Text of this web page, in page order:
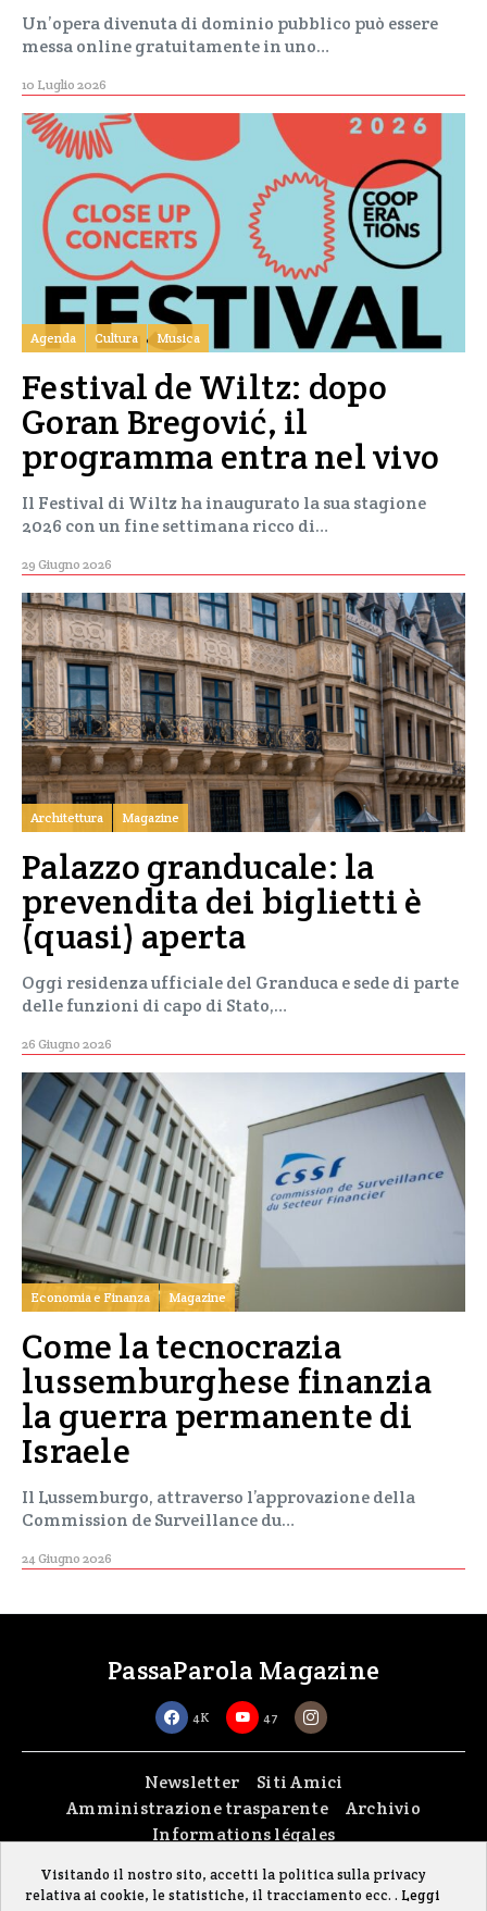
Un’opera divenuta di dominio pubblico può essere
messa online gratuitamente in uno…
10 Luglio 2026
Agenda Cultura Musica
Festival de Wiltz: dopo
Goran Bregović, il
programma entra nel vivo
Il Festival di Wiltz ha inaugurato la sua stagione
2026 con un fine settimana ricco di…
29 Giugno 2026
Architettura Magazine
Palazzo granducale: la
prevendita dei biglietti è
(quasi) aperta
Oggi residenza ufficiale del Granduca e sede di parte
delle funzioni di capo di Stato,…
26 Giugno 2026
Economia e Finanza Magazine
Come la tecnocrazia
lussemburghese finanzia
la guerra permanente di
Israele
Il Lussemburgo, attraverso l’approvazione della
Commission de Surveillance du…
24 Giugno 2026
PassaParola Magazine
4K 47
Newsletter
Siti Amici
Amministrazione trasparente
Archivio
Informations légales
Copyright © 2026passaparola asbl| Made with passion byfontana.lu
Visitando il nostro sito, accetti la politica sulla privacy
relativa ai cookie, le statistiche, il tracciamento ecc. . Leggi